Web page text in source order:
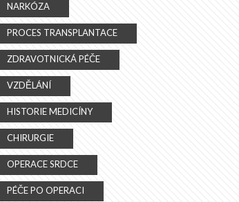
NARKÓZA
PROCES TRANSPLANTACE
ZDRAVOTNICKÁ PÉČE
VZDĚLÁNÍ
HISTORIE MEDICÍNY
CHIRURGIE
OPERACE SRDCE
PÉČE PO OPERACI